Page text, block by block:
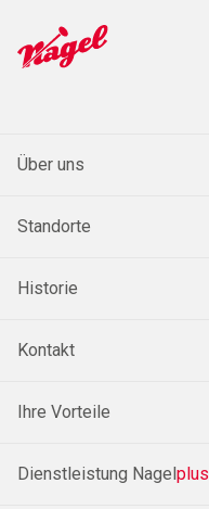
Über uns
Standorte
Historie
Kontakt
Ihre Vorteile
Dienstleistung Nagelplus